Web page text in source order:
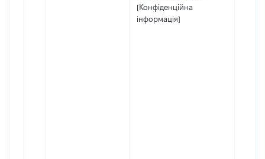
[Конфіденційна
інформація]